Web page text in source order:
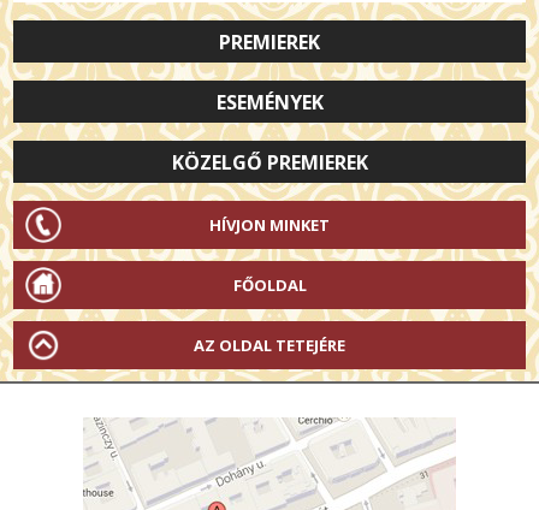
PREMIEREK
ESEMÉNYEK
KÖZELGŐ PREMIEREK
HÍVJON MINKET
FŐOLDAL
AZ OLDAL TETEJÉRE